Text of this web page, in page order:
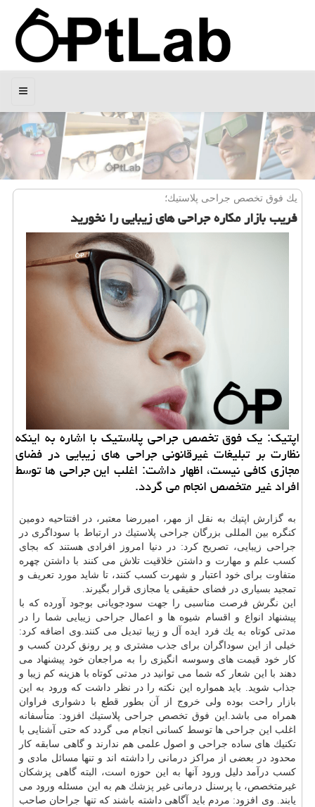
منو
یك فوق تخصص جراحی پلاستیك؛
فریب بازار مكاره جراحی های زیبایی را نخورید
اپتیك: یك فوق تخصص جراحی پلاستیك با اشاره به اینكه
نظارت بر تبلیغات غیرقانونی جراحی های زیبایی در فضای
مجازی كافی نیست، اظهار داشت: اغلب این جراحی ها توسط
افراد غیر متخصص انجام می گردد.
به گزارش اپتیك به نقل از مهر، امیررضا معتبر، در افتتاحیه دومین
كنگره بین المللی بزرگان جراحی پلاستیك در ارتباط با سوداگری در
جراحی زیبایی، تصریح كرد: در دنیا امروز افرادی هستند كه بجای
كسب علم و مهارت و داشتن خلاقیت تلاش می كنند با داشتن چهره
متفاوت برای خود اعتبار و شهرت كسب كنند، تا شاید مورد تعریف و
تمجید بسیاری در فضای حقیقی یا مجازی قرار بگیرند.
این نگرش فرصت مناسبی را جهت سودجویانی بوجود آورده كه با
پیشنهاد انواع و اقسام شیوه ها و اعمال جراحی زیبایی شما را در
مدتی كوتاه به یك فرد ایده آل و زیبا تبدیل می كنند.وی اضافه كرد:
خیلی از این سوداگران برای جذب مشتری و پر رونق كردن كسب و
كار خود قیمت های وسوسه انگیزی را به مراجعان خود پیشنهاد می
دهند با این شعار كه شما می توانید در مدتی كوتاه با هزینه كم زیبا و
جذاب شوید. باید همواره این نكته را در نظر داشت كه ورود به این
بازار راحت بوده ولی خروج از آن بطور قطع با دشواری فراوان
همراه می باشد.این فوق تخصص جراحی پلاستیك افزود: متأسفانه
اغلب این جراحی ها توسط كسانی انجام می گردد كه حتی آشنایی با
تكنیك های ساده جراحی و اصول علمی هم ندارند و گاهی سابقه كار
محدود در بعضی از مراكز درمانی را داشته اند و تنها مسائل مادی و
كسب درآمد دلیل ورود آنها به این حوزه است، البته گاهی پزشكان
غیرمتخصص، یا پرسنل درمانی غیر پزشك هم به این مسئله ورود می
یابند. وی افزود: مردم باید آگاهی داشته باشند كه تنها جراحان صاحب